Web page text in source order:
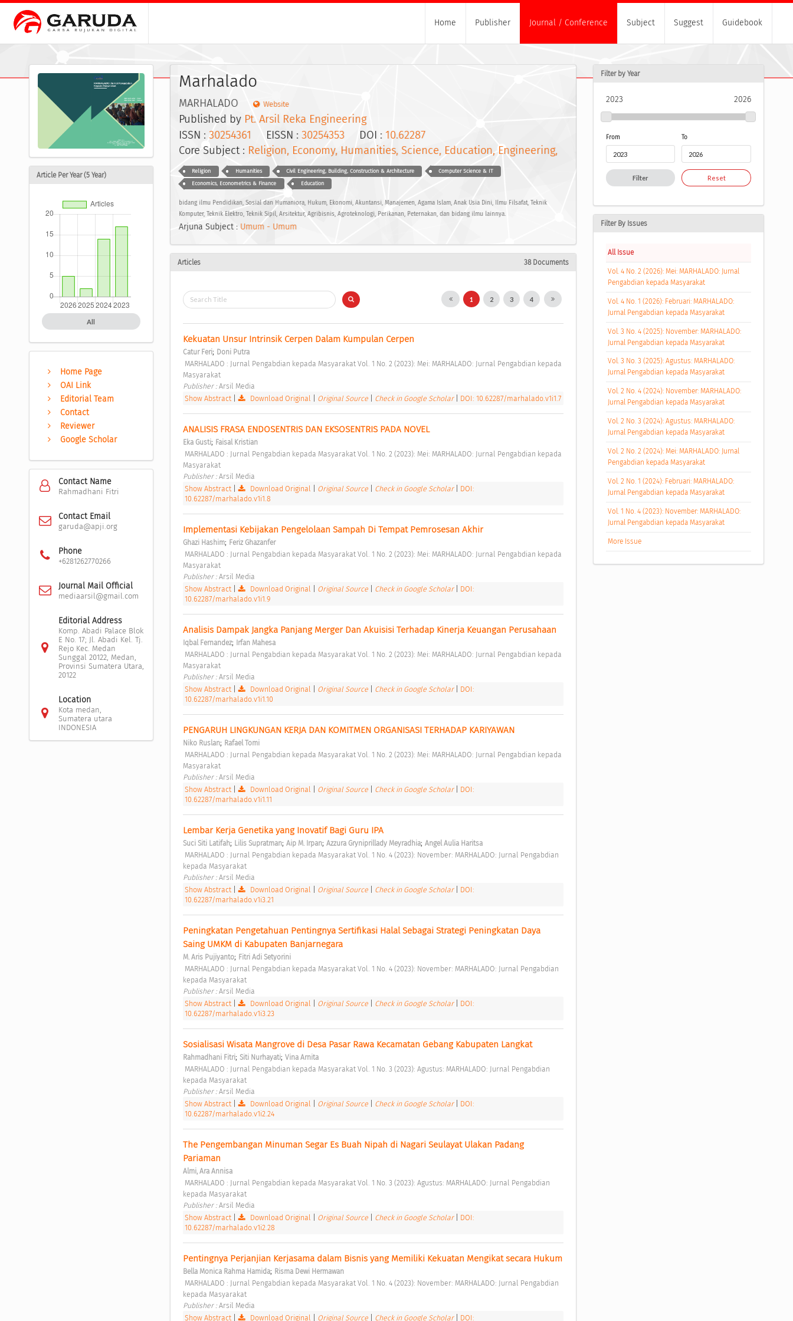
Home Publisher Journal / Conference Subject Suggest Guidebook
Article Per Year (5 Year)
All
Home Page
OAI Link
Editorial Team
Contact
Reviewer
Google Scholar
Contact Name
Rahmadhani Fitri
Contact Email
garuda@apji.org
Phone
+6281262770266
Journal Mail Official
mediaarsil@gmail.com
Editorial Address
Komp. Abadi Palace Blok
E No. 17; Jl. Abadi Kel. Tj.
Rejo Kec. Medan
Sunggal 20122, Medan,
Provinsi Sumatera Utara,
20122
Location
Kota medan,
Sumatera utara
INDONESIA
Marhalado
MARHALADO Website
Published by Pt. Arsil Reka Engineering
ISSN : 30254361 EISSN : 30254353DOI : 10.62287
Core Subject : Religion, Economy, Humanities, Science, Education, Engineering,
Religion Humanities Civil Engineering, Building, Construction & Architecture Computer Science & IT
Economics, Econometrics & Finance Education
bidang ilmu Pendidikan, Sosial dan Humaniora, Hukum, Ekonomi, Akuntansi, Manajemen, Agama Islam, Anak Usia Dini, Ilmu Filsafat, Teknik
Komputer, Teknik Elektro, Teknik Sipil, Arsitektur, Agribisnis, Agroteknologi, Perikanan, Peternakan, dan bidang ilmu lainnya.
Arjuna Subject : Umum - Umum
Articles 38 Documents
1 2 3 4
Kekuatan Unsur Intrinsik Cerpen Dalam Kumpulan Cerpen
Catur Feri; Doni Putra
Masyarakat
Publisher : Arsil Media
Show Abstract| Download Original Original Source Check in Google Scholar DOI: 10.62287/marhalado.v1i1.7
ANALISIS FRASA ENDOSENTRIS DAN EKSOSENTRIS PADA NOVEL
Eka Gusti; Faisal Kristian
Masyarakat
Publisher : Arsil Media
Show Abstract| Download Original Original Source Check in Google Scholar
DOI:
10.62287/marhalado.v1i1.8
Implementasi Kebijakan Pengelolaan Sampah Di Tempat Pemrosesan Akhir
Ghazi Hashim; Feriz Ghazanfer
Masyarakat
Publisher : Arsil Media
Show Abstract| Download Original Original Source Check in Google Scholar
DOI:
10.62287/marhalado.v1i1.9
Analisis Dampak Jangka Panjang Merger Dan Akuisisi Terhadap Kinerja Keuangan Perusahaan
Iqbal Fernandez; Irfan Mahesa
Masyarakat
Publisher : Arsil Media
Show Abstract| Download Original Original Source Check in Google Scholar
DOI:
10.62287/marhalado.v1i1.10
PENGARUH LINGKUNGAN KERJA DAN KOMITMEN ORGANISASI TERHADAP KARIYAWAN
Niko Ruslan; Rafael Tomi
Masyarakat
Publisher : Arsil Media
Show Abstract| Download Original Original Source Check in Google Scholar
DOI:
10.62287/marhalado.v1i1.11
Lembar Kerja Genetika yang Inovatif Bagi Guru IPA
Suci Siti Latifah; Lilis Supratman; Aip M. Irpan; Azzura Gryniprillady Meyradhia; Angel Aulia Haritsa
kepada Masyarakat
Publisher : Arsil Media
Show Abstract| Download Original Original Source Check in Google Scholar
DOI:
10.62287/marhalado.v1i3.21
Peningkatan Pengetahuan Pentingnya Sertifikasi Halal Sebagai Strategi Peningkatan Daya
Saing UMKM di Kabupaten Banjarnegara
M. Aris Pujiyanto; Fitri Adi Setyorini
kepada Masyarakat
Publisher : Arsil Media
Show Abstract| Download Original Original Source Check in Google Scholar
DOI:
10.62287/marhalado.v1i3.23
Sosialisasi Wisata Mangrove di Desa Pasar Rawa Kecamatan Gebang Kabupaten Langkat
Rahmadhani Fitri; Siti Nurhayati; Vina Arnita
kepada Masyarakat
Publisher : Arsil Media
Show Abstract| Download Original Original Source Check in Google Scholar
DOI:
10.62287/marhalado.v1i2.24
The Pengembangan Minuman Segar Es Buah Nipah di Nagari Seulayat Ulakan Padang
Pariaman
Almi, Ara Annisa
kepada Masyarakat
Publisher : Arsil Media
Show Abstract| Download Original Original Source Check in Google Scholar
DOI:
10.62287/marhalado.v1i2.28
Pentingnya Perjanjian Kerjasama dalam Bisnis yang Memiliki Kekuatan Mengikat secara Hukum
Bella Monica Rahma Hamida; Risma Dewi Hermawan
kepada Masyarakat
Publisher : Arsil Media
Show Abstract| Download Original Original Source Check in Google Scholar DOI:
Filter by Year
2023 2026
From To
Filter Reset
Filter By Issues
All Issue
Vol. 4 No. 2 (2026): Mei: MARHALADO: Jurnal
Pengabdian kepada Masyarakat
Vol. 4 No. 1 (2026): Februari: MARHALADO:
Jurnal Pengabdian kepada Masyarakat
Vol. 3 No. 4 (2025): November: MARHALADO:
Jurnal Pengabdian kepada Masyarakat
Vol. 3 No. 3 (2025): Agustus: MARHALADO:
Jurnal Pengabdian kepada Masyarakat
Vol. 2 No. 4 (2024): November: MARHALADO:
Jurnal Pengabdian kepada Masyarakat
Vol. 2 No. 3 (2024): Agustus: MARHALADO:
Jurnal Pengabdian kepada Masyarakat
Vol. 2 No. 2 (2024): Mei: MARHALADO: Jurnal
Pengabdian kepada Masyarakat
Vol. 2 No. 1 (2024): Februari: MARHALADO:
Jurnal Pengabdian kepada Masyarakat
Vol. 1 No. 4 (2023): November: MARHALADO:
Jurnal Pengabdian kepada Masyarakat
More Issue